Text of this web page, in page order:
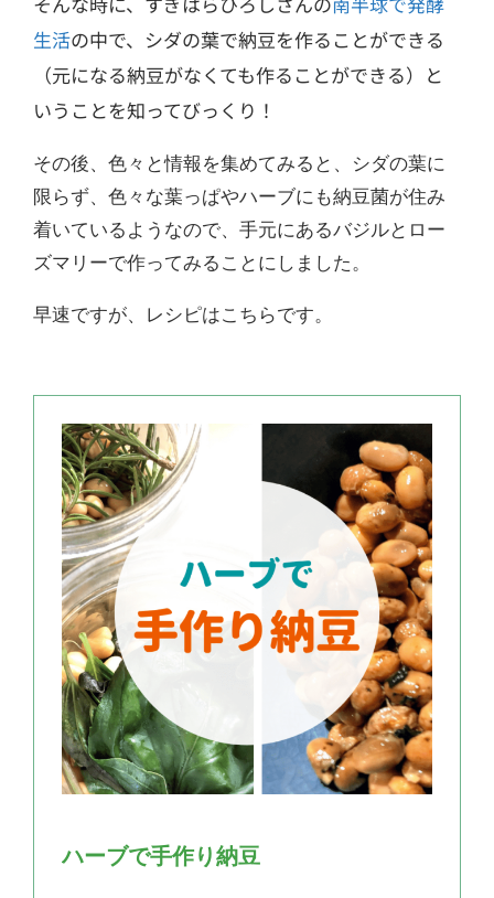
生活の中で、 シダの葉で納豆を作ることができる
（元になる納豆がなくても作ることができる）と
いうことを知ってびっくり！
その後、色々と情報を集めてみると、シダの葉に
限らず、色々な葉っぱやハーブにも納豆菌が住み
着いているようなので、手元にあるバジルとロー
ズマリーで作ってみることにしました。
早速ですが、レシピはこちらです。
ハーブで手作り納豆